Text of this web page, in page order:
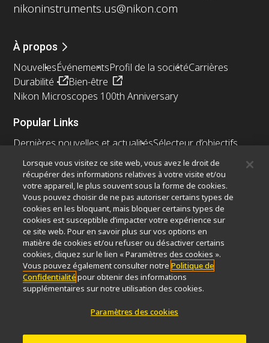
nikoninstruments.us@nikon.com
À propos
NouvellesÉvénementsProfil de la sociétéCarrières
Durabilité
Bien-être
Nikon Microscopes 100th Anniversary
Popular Links
Dernières nouvelles et actualitésSélecteur d’objectifs
Resolution Calculator
PubScope
Nikon Small World
MicroscopyU
Autres Produits Nikon
Produits d'imagerie
Microscopie industrielle et métrologie
Systèmes de lithographie à semi-conducteurs
Systèmes de lithographie à FPD
Plan du siteConfidentialité
Lorsque vous visitez ce site web, vous avez le droit de
récupérer des informations relatives à votre visite et/ou
votre appareil, le plus souvent sous la forme de cookies.
Vous pouvez choisir de ne pas autoriser certains types de
cookies en les bloquant, mais bloquer certains types de
cookies est susceptible d’impacter votre expérience sur
ce site web. Pour en savoir plus sur vos options en
matière de cookies et/ou refuser ou désactiver certains
cookies, cliquez sur le lien « Paramètres des cookies ».
Vous pouvez également consulter notrePolitique de
Confidentialitépour obtenir des informations
supplémentaires sur notre utilisation des cookies.
Paramètres des cookies